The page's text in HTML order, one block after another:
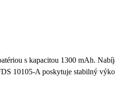
s kapacitou 1300 mAh.
10105-A poskytuje stabilný